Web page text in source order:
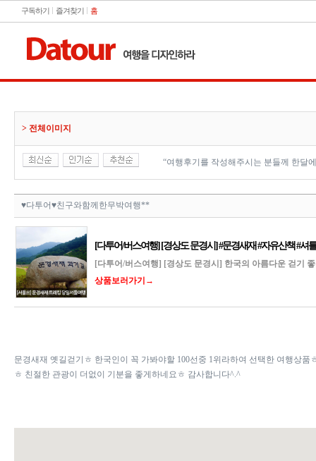
구독하기 즐겨찾기 홈
> 전체이미지
“여행후기를 작성해주시는 분들께 한달
♥다투어♥친구와함께한무박여행**
[다투어/버스여행] [경상도 문경시] #문경새재 #자유산책 #셔
[다투어/버스여행] [경상도 문경시] 한국의 아름다운 걷기
상품보러가기→
문경새재 옛길걷기ㅎ 한국인이 꼭 가봐야할 100선중 1위라하여 선택한 여행상
ㅎ 친절한 관광이 더없이 기분을 좋게하네요ㅎ 감사합니다^.^